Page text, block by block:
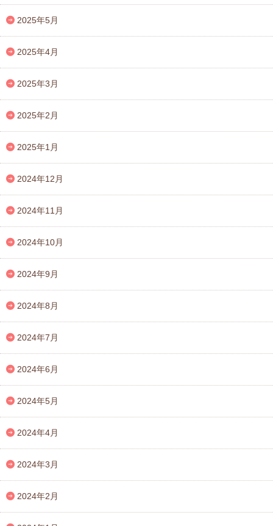
2025年5月
2025年4月
2025年3月
2025年2月
2025年1月
2024年12月
2024年11月
2024年10月
2024年9月
2024年8月
2024年7月
2024年6月
2024年5月
2024年4月
2024年3月
2024年2月